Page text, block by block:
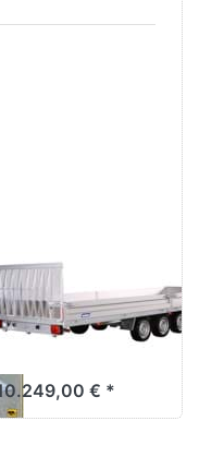
3562 UX /
UX
€ *